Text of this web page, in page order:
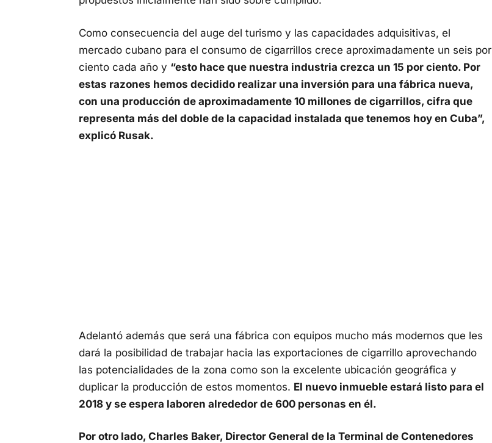
Como consecuencia del auge del turismo y las capacidades adquisitivas, el
mercado cubano para el consumo de cigarrillos crece aproximadamente un seis por
ciento cada año y “esto hace que nuestra industria crezca un 15 por ciento. Por
estas razones hemos decidido realizar una inversión para una fábrica nueva,
con una producción de aproximadamente 10 millones de cigarrillos, cifra que
representa más del doble de la capacidad instalada que tenemos hoy en Cuba”,
explicó Rusak.
Adelantó además que será una fábrica con equipos mucho más modernos que les
dará la posibilidad de trabajar hacia las exportaciones de cigarrillo aprovechando
las potencialidades de la zona como son la excelente ubicación geográfica y
duplicar la producción de estos momentos. El nuevo inmueble estará listo para el
2018 y se espera laboren alrededor de 600 personas en él.
Por otro lado, Charles Baker, Director General de la Terminal de Contenedores